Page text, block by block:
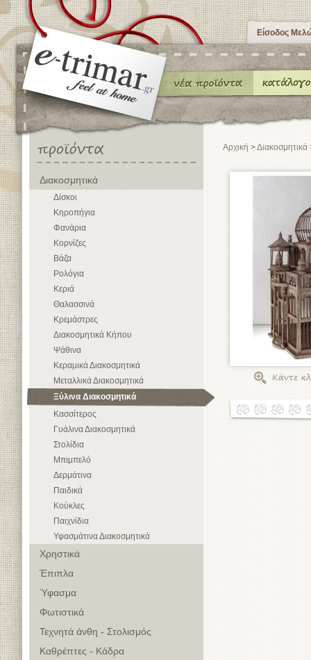
Είσοδος
Διακοσμητικά
Δίσκοι
Κηροπήγια
Φανάρια
Κορνίζες
Βάζα
Ρολόγια
Κεριά
Θαλασσινά
Κρεμάστρες
Διακοσμητικά Κήπου
Ψάθινα
Κεραμικά Διακοσμητικά
Μεταλλικά Διακοσμητικά
Ξύλινα Διακοσμητικά
Κασσίτερος
Γυάλινα Διακοσμητικά
Στολίδια
Μπιμπελό
Δερμάτινα
Παιδικά
Κούκλες
Παιχνίδια
Υφασμάτινα Διακοσμητικά
Χρηστικά
Έπιπλα
Ύφασμα
Φωτιστικά
Τεχνητά άνθη - Στολισμός
Καθρέπτες - Κάδρα
Αρχική >Διακοσμητικά